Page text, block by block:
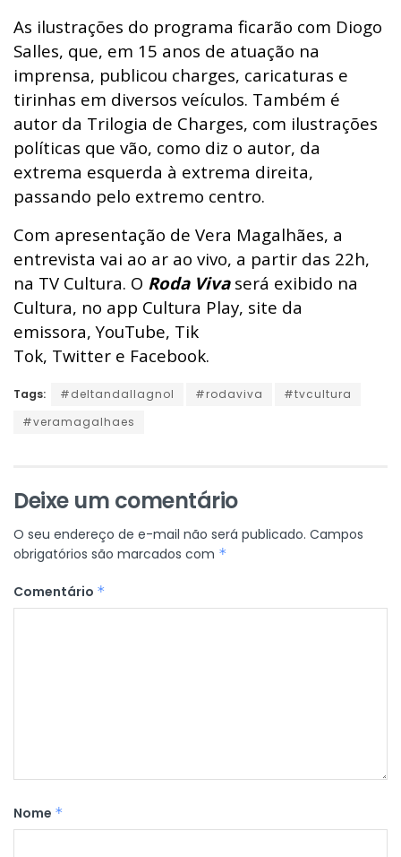
As ilustrações do programa ficarão com Diogo
Salles, que, em 15 anos de atuação na
imprensa, publicou charges, caricaturas e
tirinhas em diversos veículos. Também é
autor da Trilogia de Charges, com ilustrações
políticas que vão, como diz o autor, da
extrema esquerda à extrema direita,
passando pelo extremo centro.
Com apresentação de Vera Magalhães, a
entrevista vai ao ar ao vivo, a partir das 22h,
na TV Cultura. O Roda Vivaserá exibido na
Cultura, no app Cultura Play, site da
emissora,YouTube, Tik
Tok, Twitter e Facebook.
Tags: #deltandallagnol #rodaviva
#tvcultura
#veramagalhaes
Deixe um comentário
O seu endereço de e-mail não será publicado. Campos
obrigatórios são marcados com *
Comentário *
Nome *